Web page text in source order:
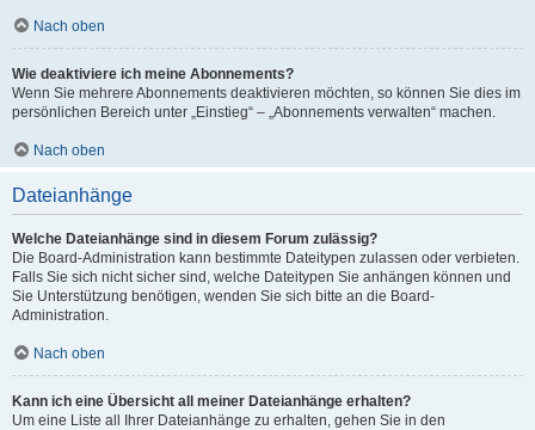
Nach oben
Wie deaktiviere ich meine Abonnements?
Wenn Sie mehrere Abonnements deaktivieren möchten, so können Sie dies im
persönlichen Bereich unter „Einstieg“ – „Abonnements verwalten“ machen.
Nach oben
Dateianhänge
Welche Dateianhänge sind in diesem Forum zulässig?
Die Board-Administration kann bestimmte Dateitypen zulassen oder verbieten.
Falls Sie sich nicht sicher sind, welche Dateitypen Sie anhängen können und
Sie Unterstützung benötigen, wenden Sie sich bitte an die Board-
Administration.
Nach oben
Kann ich eine Übersicht all meiner Dateianhänge erhalten?
Um eine Liste all Ihrer Dateianhänge zu erhalten, gehen Sie in den